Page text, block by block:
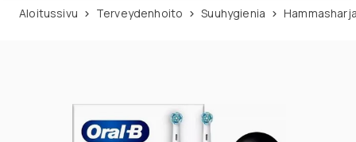
Aloitussivu Terveydenhoito Suuhygienia